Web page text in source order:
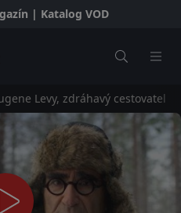
| Katalog VOD
Levy, zdráhavý cestovatel